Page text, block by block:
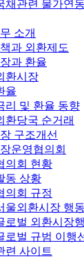
채관련 물가연
소개
과 외환제도
과 환율
환시장
율
리 및 환율 동향
환당국 순거래
구조개선
운영협의회
의회 현황
동 상황
의회 규정
울외환시장 행
로벌 외환시장
로벌 규범 이행
련 사이트